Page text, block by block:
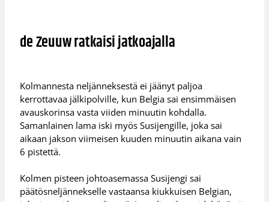
de Zeuuw ratkaisi jatkoajalla
Kolmannesta neljänneksestä ei jäänyt paljoa
kerrottavaa jälkipolville, kun Belgia sai ensimmäisen
avauskorinsa vasta viiden minuutin kohdalla.
Samanlainen lama iski myös Susijengille, joka sai
aikaan jakson viimeisen kuuden minuutin aikana vain
6 pistettä.
Kolmen pisteen johtoasemassa Susijengi sai
päätösneljännekselle vastaansa kiukkuisen Belgian,